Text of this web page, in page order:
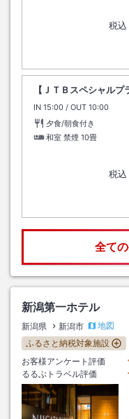
税込
【ＪＴＢスペシャルプ
IN チェックイン
15:00 / OUT チェックア
10:00
夕食/朝食付き
和室 禁煙 10畳
税込
全て
新潟第一ホテル
新潟県 新潟市
地図
ふるさと納税対象施設
お客様アンケート評価
るるぶトラベル評価